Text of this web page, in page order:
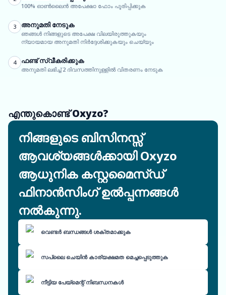
100% ഓൺലൈൻ അപേക്ഷാ ഫോം പൂരിപ്പിക്കുക
3 അനുമതി നേടുക
ഞങ്ങൾ നിങ്ങളുടെ അപേക്ഷ വിലയിരുത്തുകയും
ന്യായമായ അനുമതി നിർദ്ദേശിക്കുകയും ചെയ്യും
4 ഫണ്ട് സ്വീകരിക്കുക
അനുമതി ലഭിച്ച് 2 ദിവസത്തിനുള്ളിൽ വിതരണം നേടുക
എന്തുകൊണ്ട് Oxyzo?
നിങ്ങളുടെ ബിസിനസ്സ്
ആവശ്യങ്ങൾക്കായി Oxyzo
ആധുനിക കസ്റ്റമൈസ്ഡ്
ഫിനാൻസിംഗ് ഉൽപ്പന്നങ്ങൾ
നൽകുന്നു.
വെണ്ടർ ബന്ധങ്ങൾ ശക്തമാക്കുക
സപ്ലൈ ചെയിൻ കാര്യക്ഷമത മെച്ചപ്പെടുത്തുക
നീട്ടിയ പേയ്മെന്റ് നിബന്ധനകൾ